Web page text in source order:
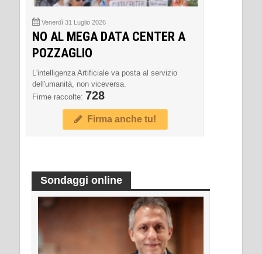
Venerdì 31 Luglio 2026
NO AL MEGA DATA CENTER A
POZZAGLIO
L'intelligenza Artificiale va posta al servizio
dell'umanità, non viceversa.
Firme raccolte: 728
Firma anche tu!
Sondaggi online